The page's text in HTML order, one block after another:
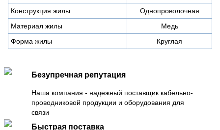
Конструкция жилы
Однопроволочная
Материал жилы
Медь
Форма жилы
Круглая
Безупречная репутация
Наша компания - надежный поставщик кабельно-
проводниковой продукции и оборудования для
связи
Быстрая поставка